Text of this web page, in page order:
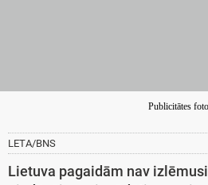
Publicitātes foto
LETA/BNS
Lietuva pagaidām nav